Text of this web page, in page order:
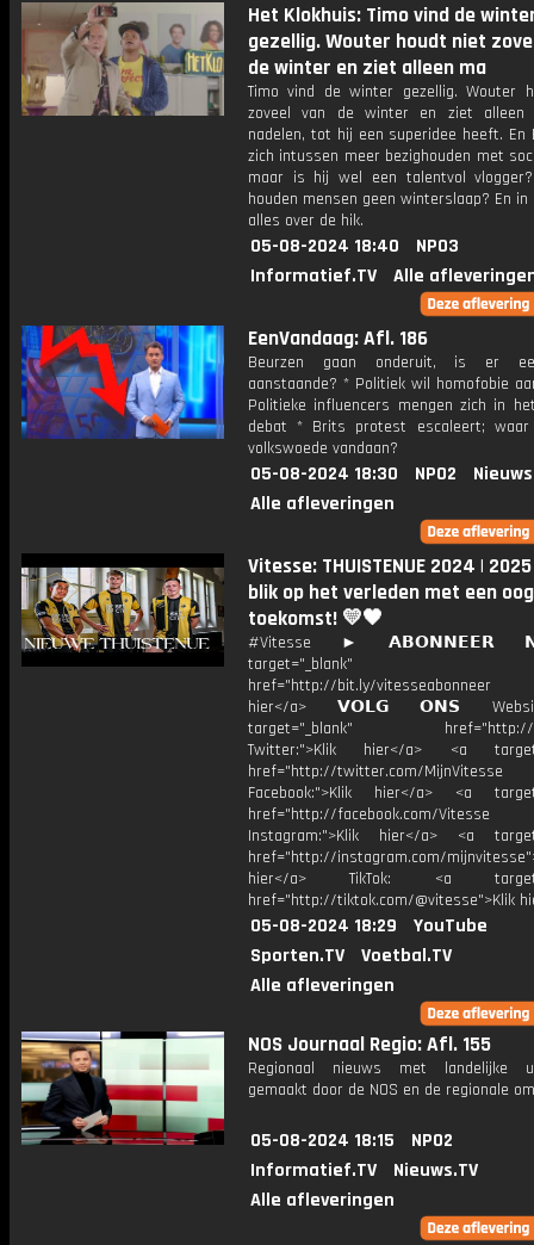
Het Klokhuis: Timo vind de
gezellig. Wouter houdt niet
de winter en ziet alleen ma
Timo vind de winter gezellig. Wouter
zoveel van de winter en ziet alleen
nadelen, tot hij een superidee heeft. En
zich intussen meer bezighouden met
maar is hij wel een talentvol
houden mensen geen winterslaap? En in
alles over de hik.
05-08-2024 18:40
NPO3
Informatief.TV
Alle
EenVandaag: Afl. 186
Beurzen gaan onderuit, is er
aanstaande? * Politiek wil homofobie
Politieke influencers mengen zich in
debat * Brits protest escaleert;
volkswoede vandaan?
05-08-2024 18:30 NPO2
Alle afleveringen
Vitesse: THUISTENUE 2024 |
blik op het verleden met een
toekomst! 💛🖤
#Vitesse ► 𝗔𝗕𝗢𝗡𝗡𝗘𝗘𝗥
target="_blank"
href="http://bit.ly/
hier</a> 𝗩𝗢𝗟𝗚 𝗢𝗡𝗦
target="_blank" href="http://
Twitter:">Klik hier</a> <a
href="http://twitter.com/MijnVitesse
Facebook:">Klik hier</a> <a
href="http://facebook.com/Vitesse
Instagram:">Klik hier</a> <a
href="http://instagram.com/
hier</a> TikTok: <a
href="http://tiktok.com/@vitesse">Klik
05-08-2024 18:29
YouTube
Sporten.TV
Voetbal.TV
Alle afleveringen
NOS Journaal Regio: Afl. 155
Regionaal nieuws met landelijke
gemaakt door de NOS en de regionale
05-08-2024 18:15
NPO2
Informatief.TV
Nieuws.TV
Alle afleveringen